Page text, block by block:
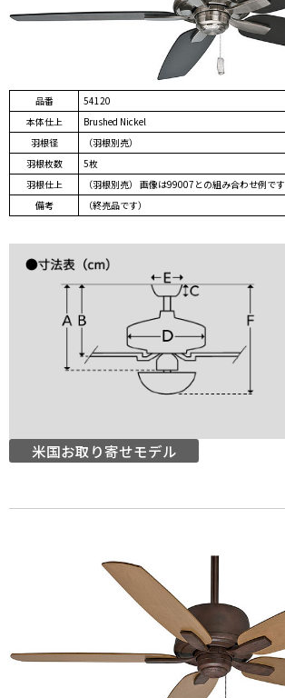
品番
54120
本体仕上
Brushed Nickel
羽根径
（羽根別売）
羽根枚数
5枚
羽根仕上
（羽根別売） 画像は99007との組み合わせ例です
備考
（終売品です）
米国お取り寄せモデル